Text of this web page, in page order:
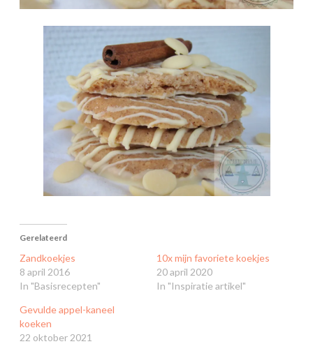
Gerelateerd
Zandkoekjes
8 april 2016
In "Basisrecepten"
10x mijn favoriete koekjes
20 april 2020
In "Inspiratie artikel"
Gevulde appel-kaneel
koeken
22 oktober 2021